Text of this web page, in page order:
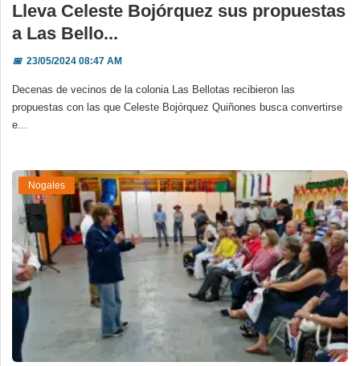
Lleva Celeste Bojórquez sus propuestas
a Las Bello...
📅23/05/2024 08:47 AM
Decenas de vecinos de la colonia Las Bellotas recibieron las
propuestas con las que Celeste Bojórquez Quiñones busca convertirse
e...
Nogales